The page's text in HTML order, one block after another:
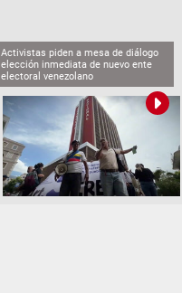
Activistas piden a mesa de diálogo
elección inmediata de nuevo ente
electoral venezolano